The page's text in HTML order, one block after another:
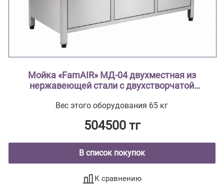
Мойка «FamAIR» МД-04 двухместная из
нержавеющей стали с двухстворчатой
тумба из нержавеющей стали , мойки
столешницу)
Вес этого оборудования 65 кг
504500 тг
В список покупок
К сравнению